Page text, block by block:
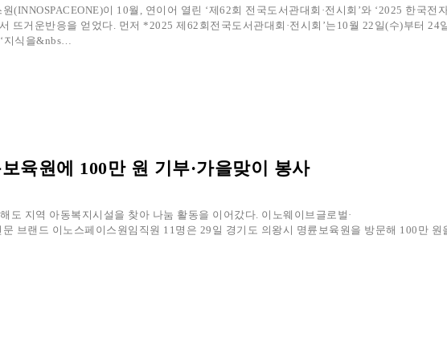
(INNOSPACEONE)이 10월, 연이어 열린 ‘제62회 전국도서관대회·전시회’와 ‘2025 한국전
뜨거운반응을 얻었다. 먼저 *2025 제62회전국도서관대회·전시회’는10월 22일(수)부터 24
지식을&nbs…
육원에 100만 원 기부·가을맞이 봉사
도 지역 아동복지시설을 찾아 나눔 활동을 이어갔다. 이노웨이브글로벌·
브랜드 이노스페이스원임직원 11명은 29일 경기도 의왕시 명륜보육원을 방문해 100만 원